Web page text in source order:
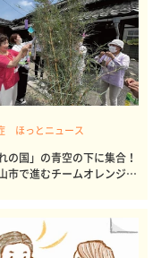
ほっとニュース
の国」の青空の下に集合！
市で進むチームオレンジの